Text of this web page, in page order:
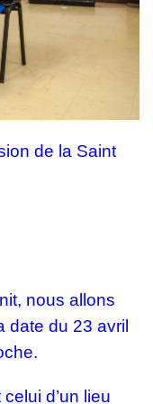
de la Saint
nous allons
date du 23 avril
d’un lieu